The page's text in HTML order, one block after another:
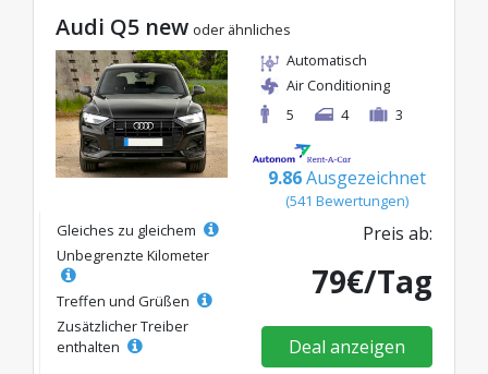
Audi Q5 new oder ähnliches
Automatisch
Air Conditioning
5
4 3
9.86 Ausgezeichnet
(541 Bewertungen)
Gleiches zu gleichem
Unbegrenzte Kilometer
Treffen und Grüßen
Zusätzlicher Treiber
enthalten
Preis ab:
79€/Tag
Deal anzeigen